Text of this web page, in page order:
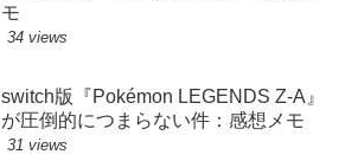
モ
34 views
switch版『Pokémon LEGENDS Z-A』
が圧倒的につまらない件：感想メモ
31 views